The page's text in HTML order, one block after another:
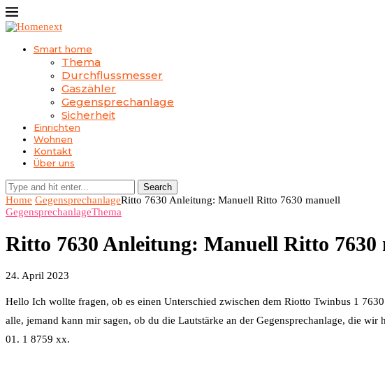
Smart home
Thema
Durchflussmesser
Gaszähler
Gegensprechanlage
Sicherheit
Einrichten
Wohnen
Kontakt
Über uns
Search
Home GegensprechanlageRitto 7630 Anleitung: Manuell Ritto 7630 manuell
GegensprechanlageThema
Ritto 7630 Anleitung: Manuell Ritto 7630
24. April 2023
Hello Ich wollte fragen, ob es einen Unterschied zwischen dem Riotto Twinbus 1
alle, jemand kann mir sagen, ob du die Lautstärke an der Gegensprechanlage, die
01. 1 8759 xx.